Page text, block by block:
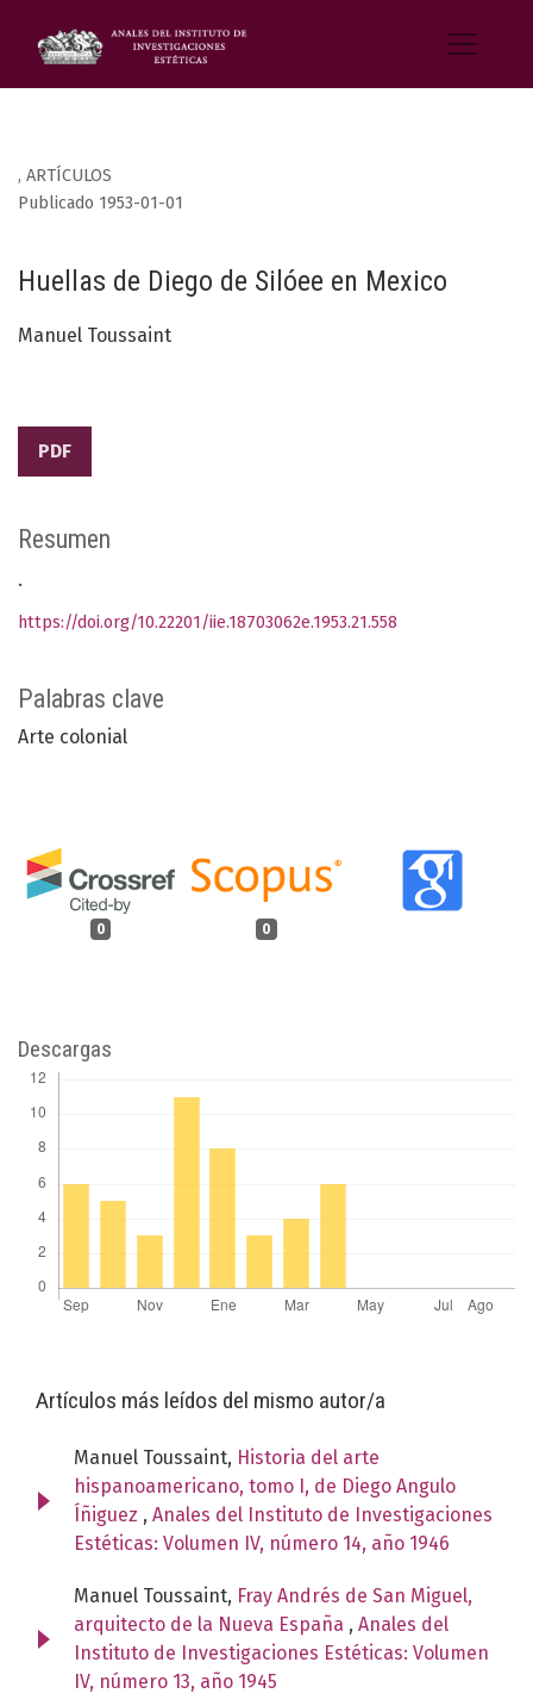
, ARTÍCULOS
Huellas de Diego de Silóee en Mexico
Publicado 1953-01-01
Manuel Toussaint
PDF
Palabras clave
Arte colonial
0 0
Resumen
.
https://doi.org/10.22201/iie.18703062e.1953.21.558
Descargas
Artículos más leídos del mismo autor/a
Manuel Toussaint, Historia del arte
hispanoamericano, tomo I, de Diego Angulo
Íñiguez , Anales del Instituto de Investigaciones
Estéticas: Volumen IV, número 14, año 1946
Manuel Toussaint, Fray Andrés de San Miguel,
arquitecto de la Nueva España , Anales del
Instituto de Investigaciones Estéticas: Volumen
IV, número 13, año 1945